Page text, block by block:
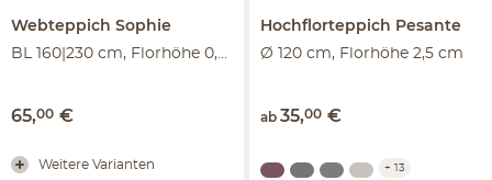
Webteppich Sophie
65,00 €
Weitere Varianten
Hochflorteppich Pesante
Ø 120 cm, Florhöhe 2,5 cm
ab 35,00 €
+ 13